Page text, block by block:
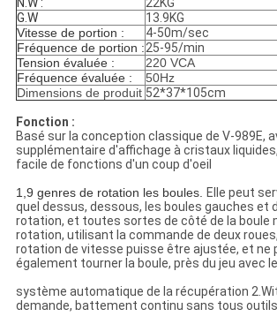
N.W :
22KG
G.W
13.9KG
Vitesse de portion :
4-50m/sec
Fréquence de portion :25-95/min
Tension évaluée:
220 VCA
Fréquence évaluée :
50Hz
Dimensions de produit 52*37*105cm
Fonction :
Basé sur la conception classique de V-989E,
supplémentaire d'affichage à cristaux
facile de fonctions d'un coup d'oeil
1,9 genres de rotation les boules. Elle peut
quel dessus, dessous, les boules gauches et
rotation, et toutes sortes de côté de la boule
rotation, utilisant la commande de deux
rotation de vitesse puisse être ajustée, et ne
également tourner la boule, près du jeu avec
système automatique de la récupération
demande, battement continu sans tous outils